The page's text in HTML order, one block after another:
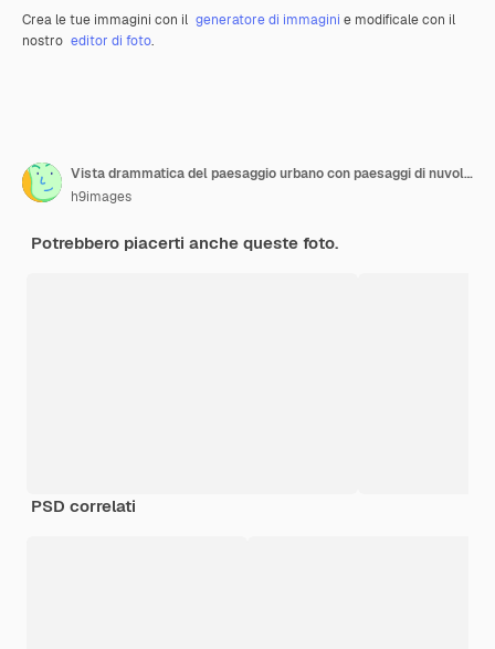
Crea le tue immagini con il generatore di immagini e modificale con il
nostro editor di foto.
Vista drammatica del paesaggio urbano con paesaggi di nuvole scure. Sfondo di Halloween
h9images
Potrebbero piacerti anche queste foto.
PSD correlati